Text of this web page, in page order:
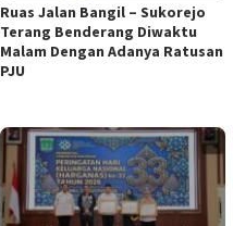
Ruas Jalan Bangil – Sukorejo
Terang Benderang Diwaktu
Malam Dengan Adanya Ratusan
PJU